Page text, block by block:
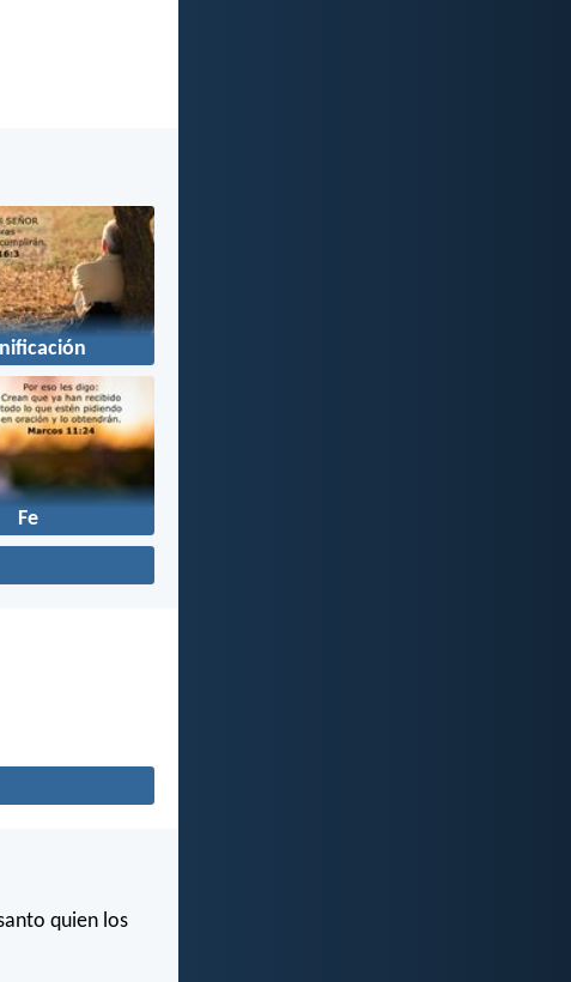
Fe
quien los